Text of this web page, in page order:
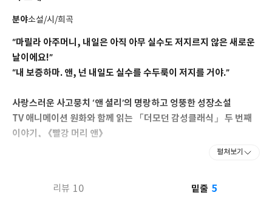
로 떠났다.‘앤’ 이야기 속 이 시골 마을에서 몽고메리는 앤과 같은 감
수성을 키우고 지역 신문에 시를 발표하며 작가로서 재능을 키워갔
다. 서정적인 묘사와 표현들은 이때의 경험에 기반한 것이다. 10세
부터 창작을 시작하였으며, 15세 되던 해에는 샐럿타운 신문인 [패
트리어트]에 시 「케이프 르포르스 위에서」가 처음으로 발표되었
이후 샬럿타운에 있는 프린스 오브 웨일스 대학과 핼리팩스에 있는
댈하우지 대학에서 공부한 후 교사가 되었으나, 스물네 살 때 외할
일을 도왔다. 틈틈이 글을 써 잡지에 시와 소설을 발표했으며 신문
앤』 원고를 여러 출판사에 보냈지만 거절당하고, 2년 뒤 다시 수정
분야소설/시/희곡
“마릴라 아주머니, 내일은 아직 아무 실수도 저지르지 않은 새로운
날이에요!”
“내 보증하마. 앤, 넌 내일도 실수를 수두룩이 저지를 거야.”
사랑스러운 사고뭉치 ‘앤 셜리’의 명랑하고 엉뚱한 성장소설
TV 애니메이션 원화와 함께 읽는 「더모던 감성클래식」 두 번째
이야기, 《빨강 머리 앤》
앤》(원제: 초록 지붕 집의 앤 Anne of Green Gables)이다. “주근
펼쳐보기
리뷰 10 밑줄 5